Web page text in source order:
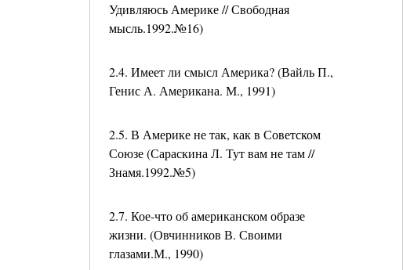
Удивляюсь Америке // Свободная
мысль.1992.№16)
2.4. Имеет ли смысл Америка? (Вайль П.,
Генис А. Американа. М., 1991)
2.5. В Америке не так, как в Советском
Союзе (Сараскина Л. Тут вам не там //
Знамя.1992.№5)
2.7. Кое-что об американском образе
жизни. (Овчинников В. Своими
глазами.М., 1990)